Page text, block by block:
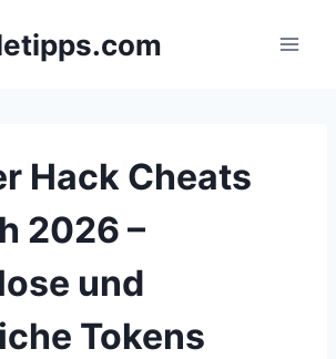
Hack Cheats
2026 –
und
Tokens